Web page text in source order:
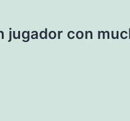
jugador con